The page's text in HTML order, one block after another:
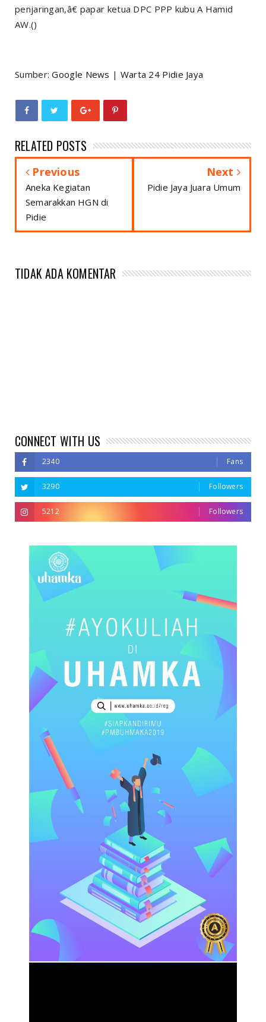
penjaringan,â€ papar ketua DPC PPP kubu A Hamid
AW.()
Sumber:Google News | Warta 24 Pidie Jaya
RELATED POSTS
Previous
Aneka Kegiatan
Semarakkan HGN di
Pidie
Next
Pidie Jaya Juara Umum
TIDAK ADA KOMENTAR
CONNECT WITH US
2340 Fans
3290 Followers
5212 Followers